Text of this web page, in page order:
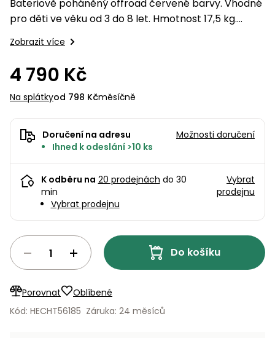
k sekačkám
Náhradní
nože
Zahradní
válce
větví
Špalíkovače
Fukary,
kolečka
Čerpadla
a
vodárny
Vysokotlaké
čističe
Ruční
nářadí
Písek
filtrace
Pytle,
obrubníky
Stíníci
Příslušenství
Bagry
desky a
Transportéry,
stavební
Řezačky
betonu
a
asfaltu
Měřící
přístroje
Ventilátory,
klimatizace
Nabíječky
Přilby
Doplňky
do
filtrace
PROMINENT
Bateriově poháněný offroad červené barvy. Vhodné
pro děti ve věku od 3 do 8 let. Hmotnost 17,5 kg.
Maximální zatížení 30 kg. Akumulátor 2x6V/10 Ah. 2
rychlosti, funkční světla, 2 motory, dálkové…
Zobrazit více
4 790 Kč
Na splátkyod 798 Kčměsíčně
Doručení na adresu
Ihned k odeslání >10 ks
Možnosti doručení
K odběru na 20 prodejnách do 30
min
Vybrat prodejnu
Vybrat
prodejnu
Do košíku
Porovnat
Oblíbené
Kód: HECHT56185 Záruka: 24 měsíců